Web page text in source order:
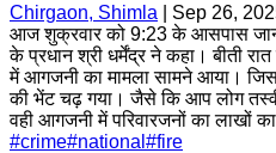
Chirgaon, Shimla
Sep 26,
आज शुक्रवार को 9:23 के आसपास
के प्रधान श्री धर्मेंद्र ने कहा। बीती
में आगजनी का मामला सामने आया।
की भेंट चढ़ गया। जैसे कि आप लोग
वही आगजनी में परिवारजनों का लाखों
#crime#national #fire